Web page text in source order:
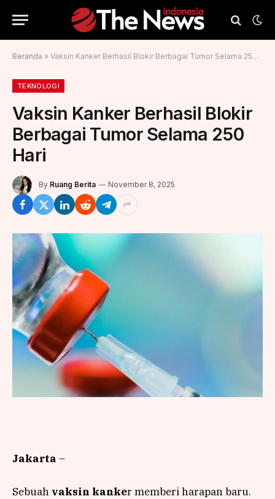
Beranda » Vaksin Kanker Berhasil Blokir Berbagai Tumor Selama 250 Hari
TEKNOLOGI
Vaksin Kanker Berhasil Blokir
Berbagai Tumor Selama 250
Hari
By Ruang Berita November 8, 2025
Jakarta –
Sebuah vaksin kanker memberi harapan baru.